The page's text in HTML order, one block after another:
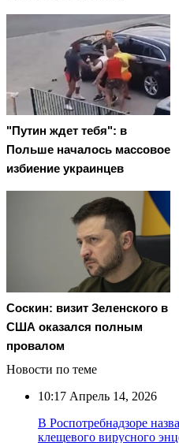
"Путин ждет тебя": в
Польше началось массовое
избиение украинцев
Соскин: визит Зеленского в
США оказался полным
провалом
Новости по теме
10:17 Апрель 14, 2026
В Роспотребнадзоре
клещевого вирусного